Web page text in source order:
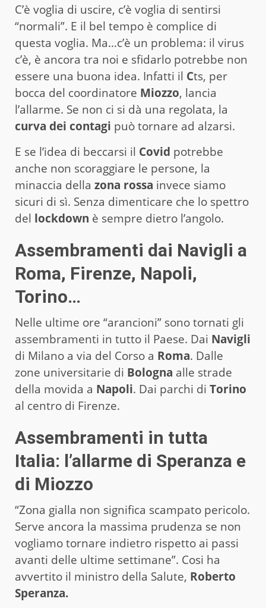
C’è voglia di uscire, c’è voglia di sentirsi
“normali”. E il bel tempo è complice di
questa voglia. Ma…c’è un problema: il virus
c’è, è ancora tra noi e sfidarlo potrebbe non
essere una buona idea. Infatti il Cts, per
bocca del coordinatore Miozzo, lancia
l’allarme. Se non ci si dà una regolata, la
curva dei contagi può tornare ad alzarsi.
E se l’idea di beccarsi il Covid potrebbe
anche non scoraggiare le persone, la
minaccia della zona rossa invece siamo
sicuri di sì. Senza dimenticare che lo spettro
del lockdown è sempre dietro l’angolo.
Assembramenti dai Navigli a
Roma, Firenze, Napoli,
Torino…
Nelle ultime ore “arancioni” sono tornati gli
assembramenti in tutto il Paese. Dai Navigli
di Milano a via del Corso a Roma. Dalle
zone universitarie di Bologna alle strade
della movida a Napoli. Dai parchi di Torino
al centro di Firenze.
Assembramenti in tutta
Italia: l’allarme di Speranza e
di Miozzo
“Zona gialla non significa scampato pericolo.
Serve ancora la massima prudenza se non
vogliamo tornare indietro rispetto ai passi
avanti delle ultime settimane”. Cosi ha
avvertito il ministro della Salute, Roberto
Speranza.